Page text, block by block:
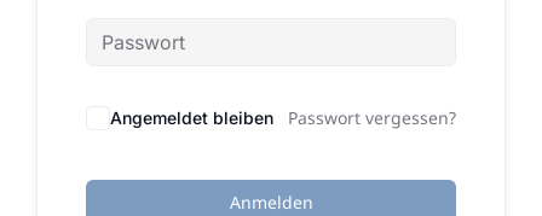
Angemeldet bleiben Passwort vergessen?
Anmelden